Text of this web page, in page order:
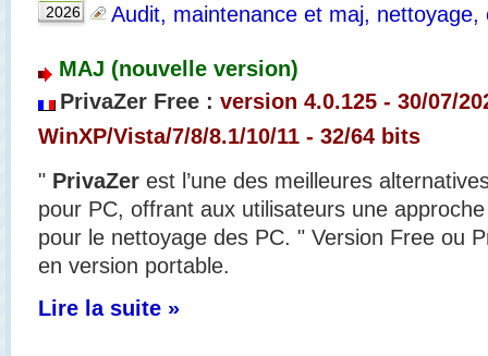
2026
Audit, maintenance et maj, nettoyage,
MAJ (nouvelle version)
PrivaZer Free : version 4.0.125 - 30/07/
WinXP/Vista/7/8/8.1/10/11 - 32/64 bits
" PrivaZer est l’une des meilleures
pour PC, offrant aux utilisateurs une
pour le nettoyage des PC. " Version Free ou
en version portable.
Lire la suite »